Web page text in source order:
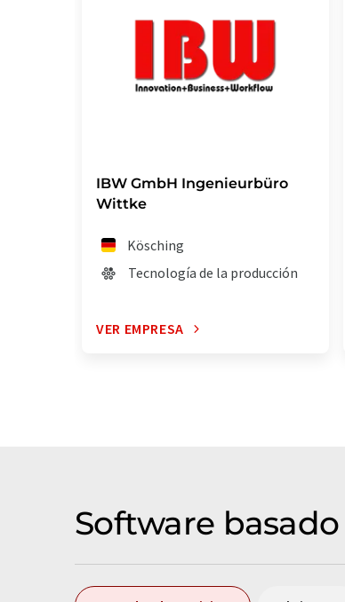
IBW GmbH Ingenieurbüro
Wittke
Kösching
Tecnología de la producción
VER EMPRESA
Software